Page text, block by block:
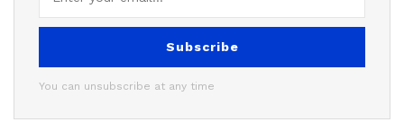
Subscribe
You can unsubscribe at any time